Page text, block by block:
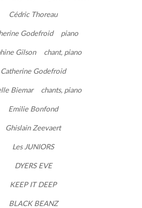
Cédric Thoreau
Godefroid piano
Gilson chant, piano
Catherine Godefroid
Biemar chants, piano
Emilie Bonfond
Ghislain Zeevaert
Les JUNIORS
DYERS EVE
KEEP IT DEEP
BLACK BEANZ